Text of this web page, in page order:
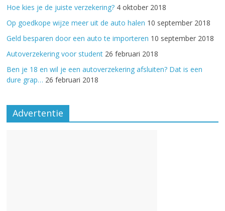
Hoe kies je de juiste verzekering? 4 oktober 2018
Op goedkope wijze meer uit de auto halen 10 september 2018
Geld besparen door een auto te importeren 10 september 2018
Autoverzekering voor student 26 februari 2018
Ben je 18 en wil je een autoverzekering afsluiten? Dat is een
dure grap… 26 februari 2018
Advertentie